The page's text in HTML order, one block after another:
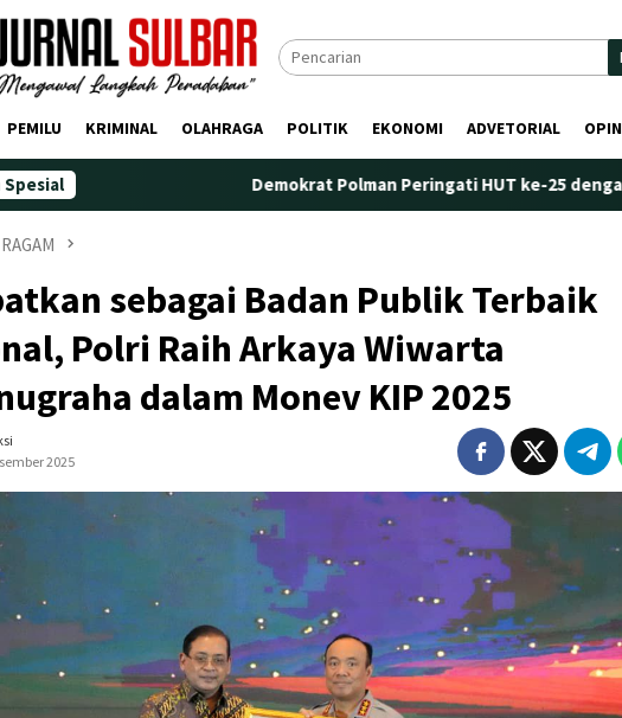
PEMILU KRIMINAL OLAHRAGA POLITIK EKONOMI ADVETORIAL
Demokrat Polman Peringati HUT ke-25 dengan Aksi Nyata di
RAGAM
sebagai Badan Publik Terbaik
Polri Raih Arkaya Wiwarta
dalam Monev KIP 2025
2025